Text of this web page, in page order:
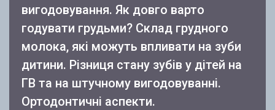
вигодовування. Як довго варто
годувати грудьми? Склад грудного
молока, які можуть впливати на зуби
дитини. Різниця стану зубів у дітей на
ГВ та на штучному вигодовуванні.
Ортодонтичні аспекти.